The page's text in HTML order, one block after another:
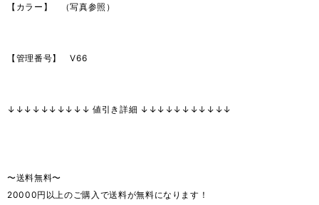
【カラー】 （写真参照）
【管理番号】 V66
↓↓↓↓↓↓↓↓↓↓ 値引き詳細 ↓↓↓↓↓↓↓↓↓↓↓
〜送料無料〜
20000円以上のご購入で送料が無料になります！